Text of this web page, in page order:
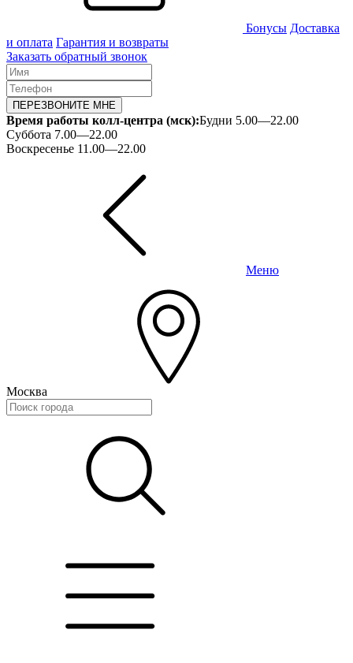
Бонусы Доставка
и оплата Гарантия и возвраты
Заказать обратный звонок
ПЕРЕЗВОНИТЕ МНЕ
Время работы колл-центра (мск):Будни 5.00—22.00
Суббота 7.00—22.00
Воскресенье 11.00—22.00
Меню
Москва